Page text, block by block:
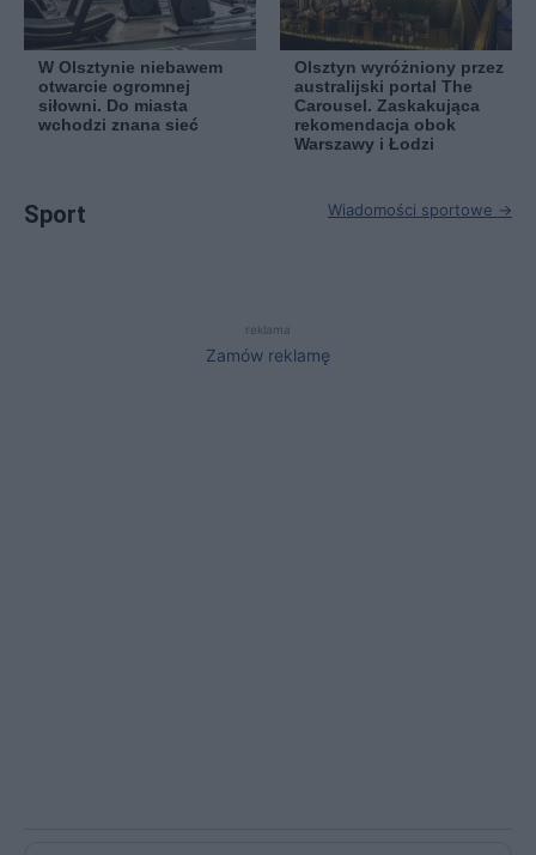
W Olsztynie niebawem
otwarcie ogromnej
siłowni. Do miasta
wchodzi znana sieć
Olsztyn wyróżniony przez
australijski portal The
Carousel. Zaskakująca
rekomendacja obok
Warszawy i Łodzi
Sport Wiadomości sportowe →
reklama
Zamów reklamę